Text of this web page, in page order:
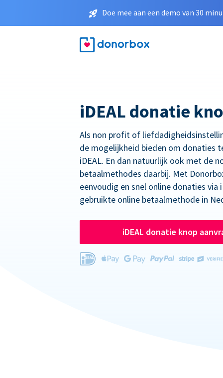
Doe mee aan een demo van 30
iDEAL donatie
Als non profit of
de mogelijkheid bieden om donaties
iDEAL. En dan natuurlijk ook met de
betaalmethodes daarbij. Met
eenvoudig en snel online donaties via
gebruikte online betaalmethode in
iDEAL donatie knop